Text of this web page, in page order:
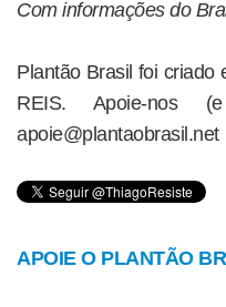
Com informações do
Plantão Brasil foi criado
REIS. Apoie-nos
apoie@plantaobrasil.net
APOIE O PLANTÃO